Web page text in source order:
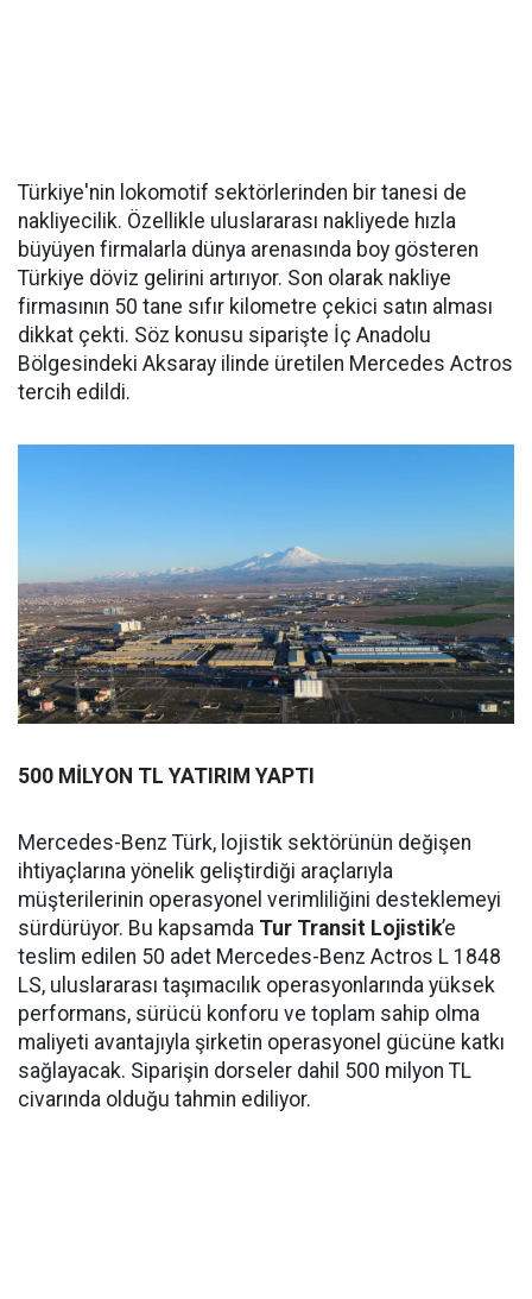
Türkiye'nin lokomotif sektörlerinden bir tanesi de
nakliyecilik. Özellikle uluslararası nakliyede hızla
büyüyen firmalarla dünya arenasında boy gösteren
Türkiye döviz gelirini artırıyor. Son olarak nakliye
firmasının 50 tane sıfır kilometre çekici satın alması
dikkat çekti. Söz konusu siparişte İç Anadolu
Bölgesindeki Aksaray ilinde üretilen Mercedes Actros
tercih edildi.
500 MİLYON TL YATIRIM YAPTI
Mercedes-Benz Türk, lojistik sektörünün değişen
ihtiyaçlarına yönelik geliştirdiği araçlarıyla
müşterilerinin operasyonel verimliliğini desteklemeyi
sürdürüyor. Bu kapsamda Tur Transit Lojistik’e
teslim edilen 50 adet Mercedes-Benz Actros L 1848
LS, uluslararası taşımacılık operasyonlarında yüksek
performans, sürücü konforu ve toplam sahip olma
maliyeti avantajıyla şirketin operasyonel gücüne katkı
sağlayacak. Siparişin dorseler dahil 500 milyon TL
civarında olduğu tahmin ediliyor.